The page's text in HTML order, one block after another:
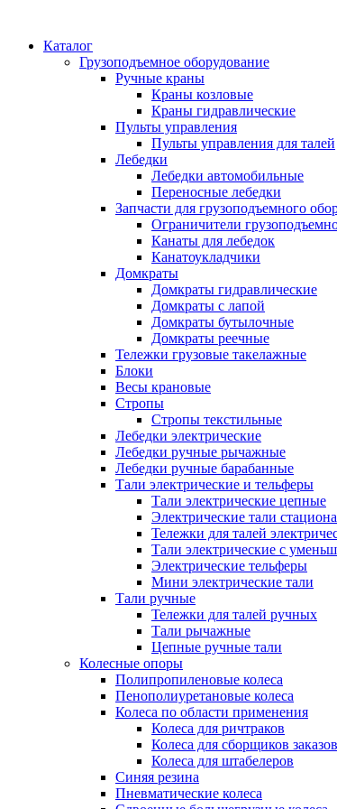
Каталог
Грузоподъемное оборудование
Ручные краны
Краны козловые
Краны гидравлические
Пульты управления
Пульты управления для талей
Лебедки
Лебедки автомобильные
Переносные лебедки
Запчасти для грузоподъемного
Ограничители
Канаты для лебедок
Канатоукладчики
Домкраты
Домкраты гидравлические
Домкраты с лапой
Домкраты бутылочные
Домкраты реечные
Тележки грузовые такелажные
Блоки
Весы крановые
Стропы
Стропы текстильные
Лебедки электрические
Лебедки ручные рычажные
Лебедки ручные барабанные
Тали электрические и тельферы
Тали электрические цепные
Электрические тали
Тележки для талей
Тали электрические с
Электрические тельферы
Мини электрические тали
Тали ручные
Тележки для талей ручных
Тали рычажные
Цепные ручные тали
Колесные опоры
Полипропиленовые колеса
Пенополиуретановые колеса
Колеса по области применения
Колеса для ричтраков
Колеса для сборщиков заказов
Колеса для штабелеров
Синяя резина
Пневматические колеса